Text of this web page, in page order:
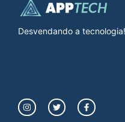
Desvendando a tecnologia!